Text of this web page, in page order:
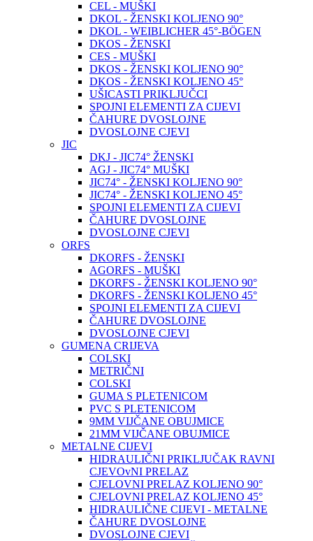
CEL - MUŠKI
DKOL - ŽENSKI KOLJENO 90°
DKOL - WEIBLICHER 45°-BÖGEN
DKOS - ŽENSKI
CES - MUŠKI
DKOS - ŽENSKI KOLJENO 90°
DKOS - ŽENSKI KOLJENO 45°
UŠICASTI PRIKLJUČCI
SPOJNI ELEMENTI ZA CIJEVI
ČAHURE DVOSLOJNE
DVOSLOJNE CJEVI
JIC
DKJ - JIC74° ŽENSKI
AGJ - JIC74° MUŠKI
JIC74° - ŽENSKI KOLJENO 90°
JIC74° - ŽENSKI KOLJENO 45°
SPOJNI ELEMENTI ZA CIJEVI
ČAHURE DVOSLOJNE
DVOSLOJNE CJEVI
ORFS
DKORFS - ŽENSKI
AGORFS - MUŠKI
DKORFS - ŽENSKI KOLJENO 90°
DKORFS - ŽENSKI KOLJENO 45°
SPOJNI ELEMENTI ZA CIJEVI
ČAHURE DVOSLOJNE
DVOSLOJNE CJEVI
GUMENA CRIJEVA
COLSKI
METRIČNI
COLSKI
GUMA S PLETENICOM
PVC S PLETENICOM
9MM VIJČANE OBUJMICE
21MM VIJČANE OBUJMICE
METALNE CIJEVI
HIDRAULIČNI PRIKLJUČAK RAVNI
CJEVOvNI PRELAZ
CJELOVNI PRELAZ KOLJENO 90°
CJELOVNI PRELAZ KOLJENO 45°
HIDRAULIČNE CIJEVI - METALNE
ČAHURE DVOSLOJNE
DVOSLOJNE CJEVI